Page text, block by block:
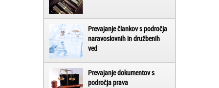
Prevajanje člankov s področja
naravoslovnih in družbenih
ved
Prevajanje dokumentov s
področja prava